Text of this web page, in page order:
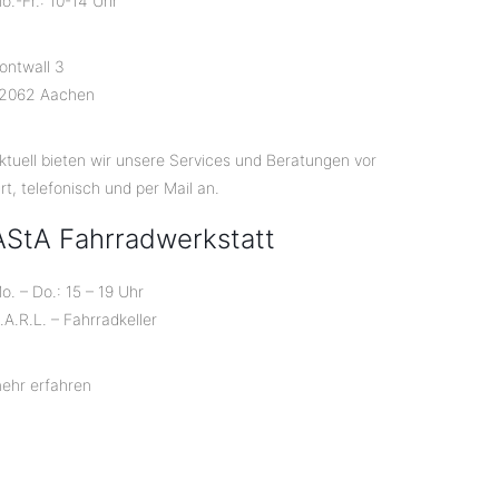
3
Aachen
bieten wir unsere Services und Beratungen vor
telefonisch und per Mail an.
Fahrradwerkstatt
– Do.: 15 – 19 Uhr
– Fahrradkeller
erfahren